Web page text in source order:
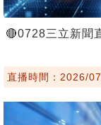
🔴0728三立新聞
直播時間：2026/